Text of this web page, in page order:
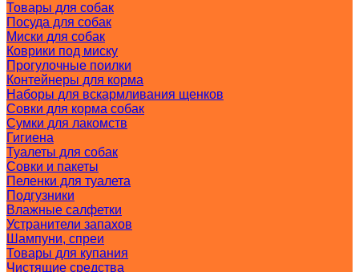
Товары для собак
Посуда для собак
Миски для собак
Коврики под миску
Прогулочные поилки
Контейнеры для корма
Наборы для вскармливания щенков
Совки для корма собак
Сумки для лакомств
Гигиена
Туалеты для собак
Совки и пакеты
Пеленки для туалета
Подгузники
Влажные салфетки
Устранители запахов
Шампуни, спреи
Товары для купания
Чистящие средства